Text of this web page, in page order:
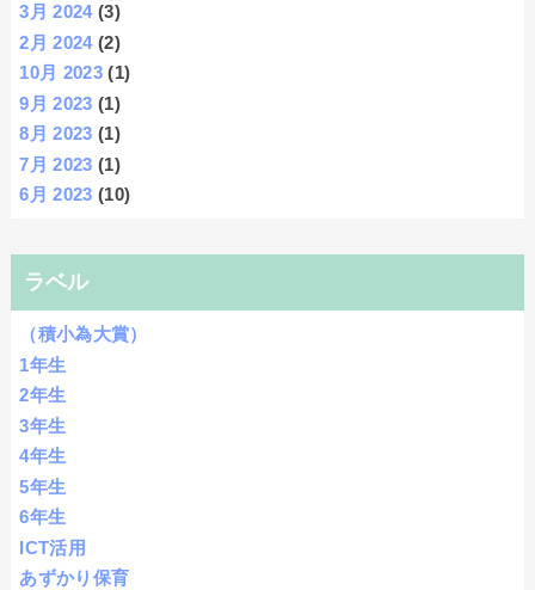
3月 2024(3)
2月 2024(2)
10月 2023 (1)
9月 2023 (1)
8月 2023 (1)
7月 2023 (1)
6月 2023 (10)
ラベル
（積小為大賞）
1年生
2年生
3年生
4年生
5年生
6年生
ICT活用
あずかり保育